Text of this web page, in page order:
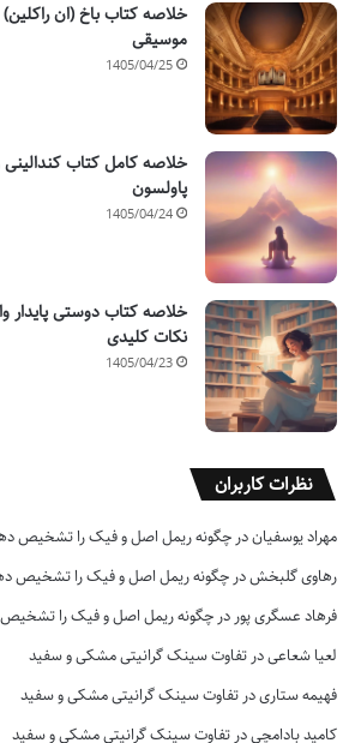
خلاصه کتاب باخ (ان
موسیقی
1405/04/25
خلاصه کامل کتاب
پاولسون
1405/04/24
خلاصه کتاب دوستی پایدار
نکات کلیدی
1405/04/23
نظرات کاربران
مهراد یوسفیاندر چگونه ریمل اصل و فیک را تشخیص
رهاوی گلبخشدر چگونه ریمل اصل و فیک را تشخیص
فرهاد عسگری پور در چگونه ریمل اصل و فیک را
لعیا شعاعیدر تفاوت سینک گرانیتی مشکی و سفید
فهیمه ستاریدر تفاوت سینک گرانیتی مشکی و سفید
کامید بادامچیدر تفاوت سینک گرانیتی مشکی و سفید